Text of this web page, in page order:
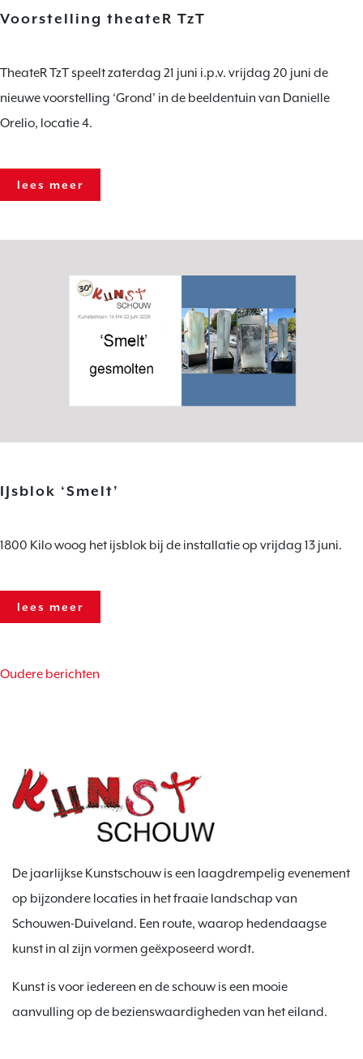
Voorstelling theateR TzT
TheateR TzT speelt zaterdag 21 juni i.p.v. vrijdag 20 juni de
nieuwe voorstelling ‘Grond’ in de beeldentuin van Danielle
Orelio, locatie 4.
lees meer
IJsblok ‘Smelt’
1800 Kilo woog het ijsblok bij de installatie op vrijdag 13 juni.
lees meer
berichtennavigatie
Oudere berichten
De jaarlijkse Kunstschouw is een laagdrempelig evenement
op bijzondere locaties in het fraaie landschap van
Schouwen-Duiveland. Een route, waarop hedendaagse
kunst in al zijn vormen geëxposeerd wordt.
Kunst is voor iedereen en de schouw is een mooie
aanvulling op de bezienswaardigheden van het eiland.